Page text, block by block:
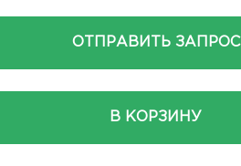
ОТПРАВИТЬ ЗАПРОС
В КОРЗИНУ